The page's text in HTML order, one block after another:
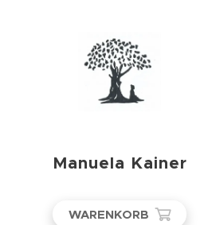
Manuela Kainer
WARENKORB